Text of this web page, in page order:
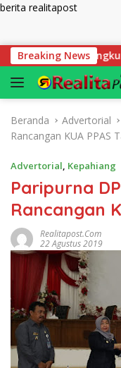
berita realitapost
Breaking News
Bengkulu
Beranda Advertorial
Rancangan KUA PPAS
Advertorial, Kepahiang
Paripurna
Rancangan
Realitapost.com
22 Agustus 2019